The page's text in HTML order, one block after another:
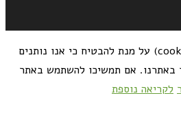
אנו משתמשים בעוגיות (cookies) על מנת להבטיח כי אנו נותנים
באתרנו. אם תמשיכו להשתמש באתר
לקריאה נוספת